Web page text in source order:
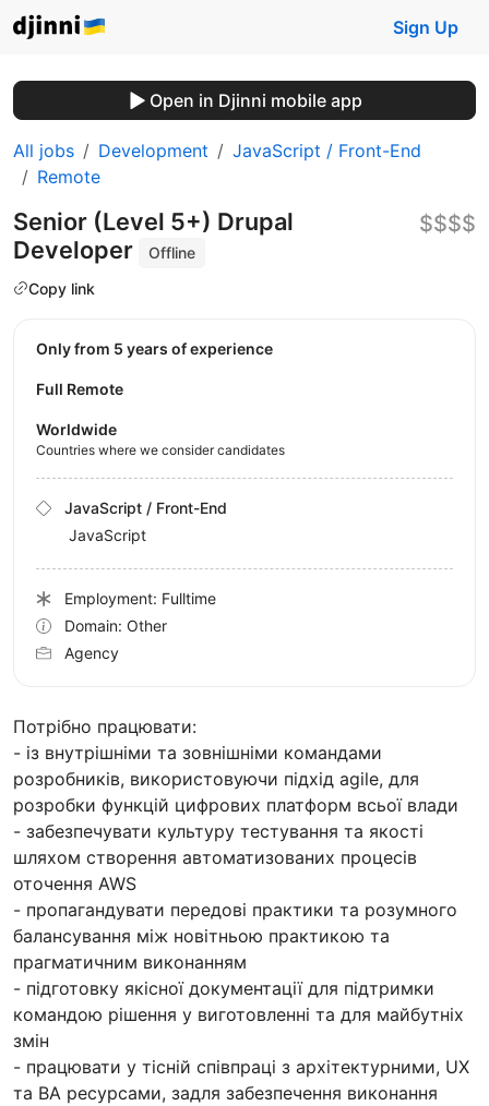
Sign Up
Open in Djinni mobile app
All jobs Development
JavaScript / Front-End
Remote
Senior (Level 5+) Drupal
Developer
Offline
Copy link
$$$$
Потрібно працювати:
- із внутрішніми та зовнішніми командами
розробників, використовуючи підхід agile, для
розробки функцій цифрових платформ всьої влади
- забезпечувати культуру тестування та якості
шляхом створення автоматизованих процесів
оточення AWS
- пропагандувати передові практики та розумного
балансування між новітньою практикою та
прагматичним виконанням
- підготовку якісної документації для підтримки
командою рішення у виготовленні та для майбутніх
змін
- працювати у тісній співпраці з архітектурними, UX
та BA ресурсами, задля забезпечення виконання
Only from 5 years of experience
Full Remote
Worldwide
Countries where we consider candidates
JavaScript / Front-End
JavaScript
Employment: Fulltime
Domain: Other
Agency